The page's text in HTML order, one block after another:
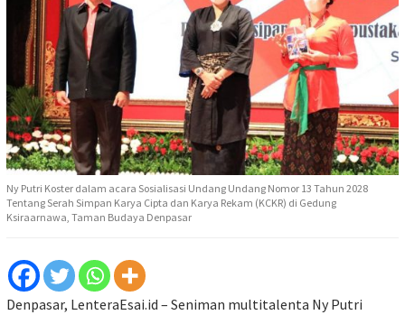
Ny Putri Koster dalam acara Sosialisasi Undang Undang Nomor 13 Tahun 2028
Tentang Serah Simpan Karya Cipta dan Karya Rekam (KCKR) di Gedung
Ksiraarnawa, Taman Budaya Denpasar
Denpasar, LenteraEsai.id – Seniman multitalenta Ny Putri